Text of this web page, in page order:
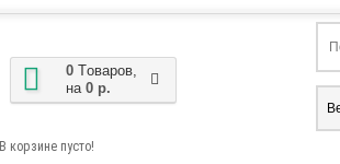
0 Tоваров,
на 0 р.
В корзине пусто!